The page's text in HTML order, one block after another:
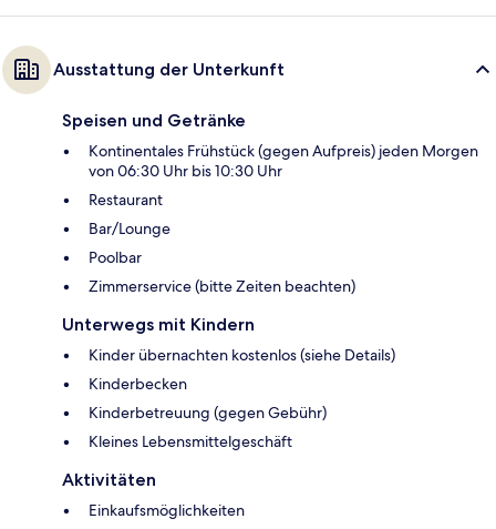
Ausstattung der Unterkunft
Speisen und Getränke
Kontinentales Frühstück (gegen Aufpreis) jeden Morgen
von 06:30 Uhr bis 10:30 Uhr
Restaurant
Bar/Lounge
Poolbar
Zimmerservice (bitte Zeiten beachten)
Unterwegs mit Kindern
Kinder übernachten kostenlos (siehe Details)
Kinderbecken
Kinderbetreuung (gegen Gebühr)
Kleines Lebensmittelgeschäft
Aktivitäten
Einkaufsmöglichkeiten